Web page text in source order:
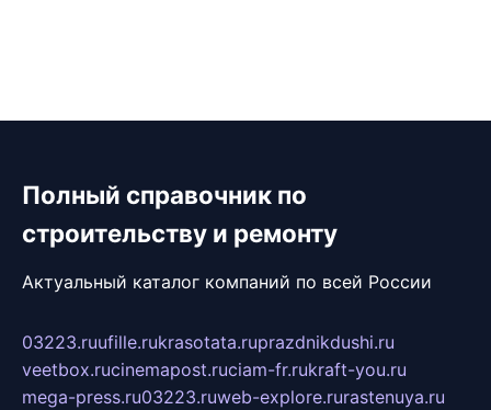
Полный справочник по
строительству и ремонту
Актуальный каталог компаний по всей России
03223.ruufille.rukrasotata.ruprazdnikdushi.ru
veetbox.rucinemapost.ruciam-fr.rukraft-you.ru
mega-press.ru03223.ruweb-explore.rurastenuya.ru